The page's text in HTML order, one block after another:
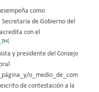
como
de Gobierno del
con el
[54]
y presidente del Consejo
o_medio_de_com
de contestación a la